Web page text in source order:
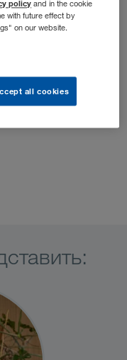
policy and in the cookie
with future effect by
on our website.
all cookies